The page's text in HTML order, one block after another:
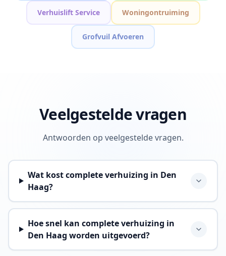
Verhuislift Service Woningontruiming
Grofvuil Afvoeren
Veelgestelde vragen
Antwoorden op veelgestelde vragen.
Wat kost complete verhuizing in Den
Haag?
Hoe snel kan complete verhuizing in
Den Haag worden uitgevoerd?